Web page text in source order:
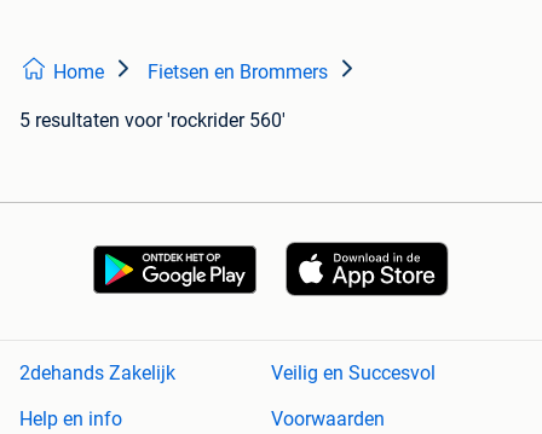
Home Fietsen en Brommers
5 resultaten voor 'rockrider 560'
2dehands Zakelijk
Veilig en Succesvol
Help en info
Voorwaarden